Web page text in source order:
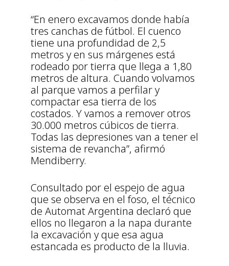
“En enero excavamos donde había
tres canchas de fútbol. El cuenco
tiene una profundidad de 2,5
metros y en sus márgenes está
rodeado por tierra que llega a 1,80
metros de altura. Cuando volvamos
al parque vamos a perfilar y
compactar esa tierra de los
costados. Y vamos a remover otros
30.000 metros cúbicos de tierra.
Todas las depresiones van a tener el
sistema de revancha”, afirmó
Mendiberry.
Consultado por el espejo de agua
que se observa en el foso, el técnico
de Automat Argentina declaró que
ellos no llegaron a la napa durante
la excavación y que esa agua
estancada es producto de la lluvia.